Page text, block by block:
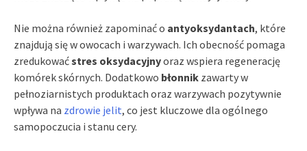
Nie można również zapominać o antyoksydantach, które
znajdują się w owocach i warzywach. Ich obecność pomaga
zredukowaćstres oksydacyjnyoraz wspiera regenerację
komórek skórnych. Dodatkowo błonnik zawarty w
pełnoziarnistych produktach oraz warzywach pozytywnie
wpływa na zdrowie jelit, co jest kluczowe dla ogólnego
samopoczucia i stanu cery.